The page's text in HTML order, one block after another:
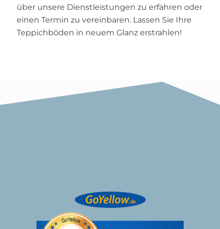
über unsere Dienstleistungen zu erfahren oder
einen Termin zu vereinbaren. Lassen Sie Ihre
Teppichböden in neuem Glanz erstrahlen!